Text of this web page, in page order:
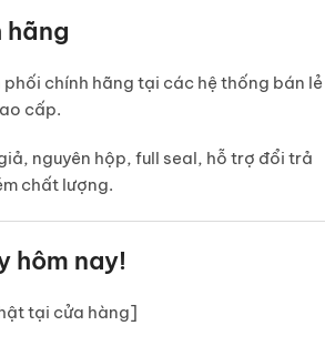
hãng
chính hãng tại các hệ thống bán lẻ
cấp.
nguyên hộp, full seal, hỗ trợ đổi trả
chất lượng.
hôm nay!
tại cửa hàng]